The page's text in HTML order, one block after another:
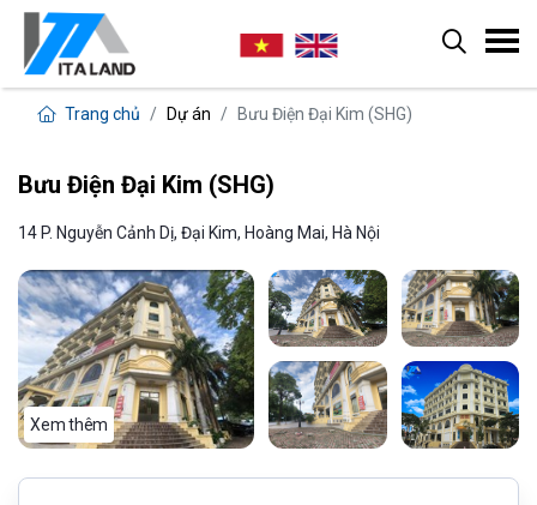
Trang chủ Dự án Bưu Điện Đại Kim (SHG)
Bưu Điện Đại Kim (SHG)
14 P. Nguyễn Cảnh Dị, Đại Kim, Hoàng Mai, Hà Nội
Xem thêm